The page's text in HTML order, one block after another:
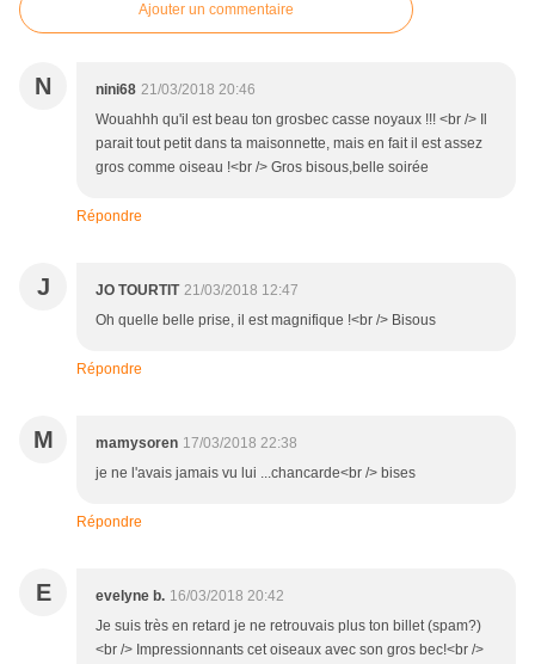
Ajouter un commentaire
N nini68 21/03/2018 20:46
Wouahhh qu'il est beau ton grosbec casse noyaux !!! <br /> Il
parait tout petit dans ta maisonnette, mais en fait il est assez
gros comme oiseau !<br /> Gros bisous,belle soirée
Répondre
J JO TOURTIT 21/03/2018 12:47
Oh quelle belle prise, il est magnifique !<br /> Bisous
Répondre
M mamysoren 17/03/2018 22:38
je ne l'avais jamais vu lui ...chancarde<br /> bises
Répondre
E evelyne b. 16/03/2018 20:42
Je suis très en retard je ne retrouvais plus ton billet (spam?)
<br /> Impressionnants cet oiseaux avec son gros bec!<br />